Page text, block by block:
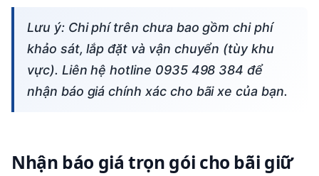
Lưu ý: Chi phí trên chưa bao gồm chi phí
khảo sát, lắp đặt và vận chuyển (tùy khu
vực). Liên hệ hotline 0935 498 384 để
nhận báo giá chính xác cho bãi xe của bạn.
Nhận báo giá trọn gói cho bãi giữ